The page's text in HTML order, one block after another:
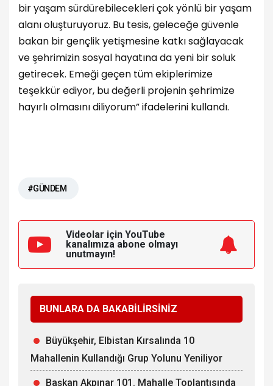
bir yaşam sürdürebilecekleri çok yönlü bir yaşam
alanı oluşturuyoruz. Bu tesis, geleceğe güvenle
bakan bir gençlik yetişmesine katkı sağlayacak
ve şehrimizin sosyal hayatına da yeni bir soluk
getirecek. Emeği geçen tüm ekiplerimize
teşekkür ediyor, bu değerli projenin şehrimize
hayırlı olmasını diliyorum” ifadelerini kullandı.
#GÜNDEM
Videolar için YouTube
kanalımıza abone olmayı
unutmayın!
BUNLARA DA BAKABİLİRSİNİZ
Büyükşehir, Elbistan Kırsalında 10
Mahallenin Kullandığı Grup Yolunu Yeniliyor
Başkan Akpınar 101. Mahalle Toplantısında